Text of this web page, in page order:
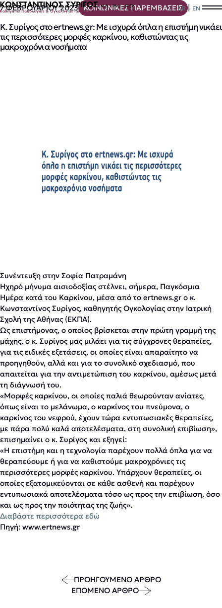
GR | EN
7 ΦΕΒΡΟΥΑΡΙΟΥ 2023 ΚΟΙΝΩΝΙΚΕΣ ΠΑΡΕΜΒΑΣΕΙΣ
Κ. Συρίγος στο ertnews.gr: Με ισχυρά όπλα η επιστήμη νικάει
τις περισσότερες μορφές καρκίνου, καθιστώντας τις
μακροχρόνια νοσήματα
Συνέντευξη στην Σοφία Πατραμάνη
Ηχηρό μήνυμα αισιοδοξίας στέλνει, σήμερα, Παγκόσμια
Ημέρα κατά του Καρκίνου, μέσα από το ertnews.gr ο κ.
Κωνσταντίνος Συρίγος, καθηγητής Ογκολογίας στην Ιατρική
Σχολή της Αθήνας (ΕΚΠΑ).
Ως επιστήμονας, ο οποίος βρίσκεται στην πρώτη γραμμή της
μάχης, ο κ. Συρίγος μας μιλάει για τις σύγχρονες θεραπείες,
για τις ειδικές εξετάσεις, οι οποίες είναι απαραίτητο να
προηγηθούν, αλλά και για το συνολικό σχεδιασμό, που
απαιτείται για την αντιμετώπιση του καρκίνου, αμέσως μετά
τη διάγνωσή του.
«Μορφές καρκίνου, οι οποίες παλιά θεωρούνταν ανίατες,
όπως είναι το μελάνωμα, ο καρκίνος του πνεύμονα, ο
καρκίνος του νεφρού, έχουν τώρα εντυπωσιακές θεραπείες,
με πάρα πολύ καλά αποτελέσματα, στη συνολική επιβίωση»,
επισημαίνει ο κ. Συρίγος και εξηγεί:
«Η επιστήμη και η τεχνολογία παρέχουν πολλά όπλα για να
θεραπεύουμε ή για να καθιστούμε μακροχρόνιες τις
περισσότερες μορφές καρκίνου. Υπάρχουν θεραπείες, οι
οποίες εξατομικεύονται σε κάθε ασθενή και παρέχουν
εντυπωσιακά αποτελέσματα τόσο ως προς την επιβίωση, όσο
και ως προς την ποιότητας της ζωής».
Διαβάστε περισσότερα εδώ
Πηγή: www.ertnews.gr
ΠΡΟΗΓΟΥΜΕΝΟ ΑΡΘΡΟ
ΕΠΟΜΕΝΟ ΑΡΘΡΟ